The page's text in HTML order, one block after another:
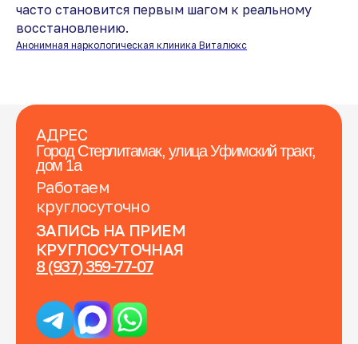
часто становится первым шагом к реальному
восстановлению.
Анонимная наркологическая клиника Виталюкс
АДРЕС
Город Стерлитамак, улица Уфимский тракт,
дом 1а
Работаем
круглосуточно
ЗАПИСЬ НА ПРИЕМ
КРУГЛОСУТОЧНАЯ
8 (937) 359-77-07